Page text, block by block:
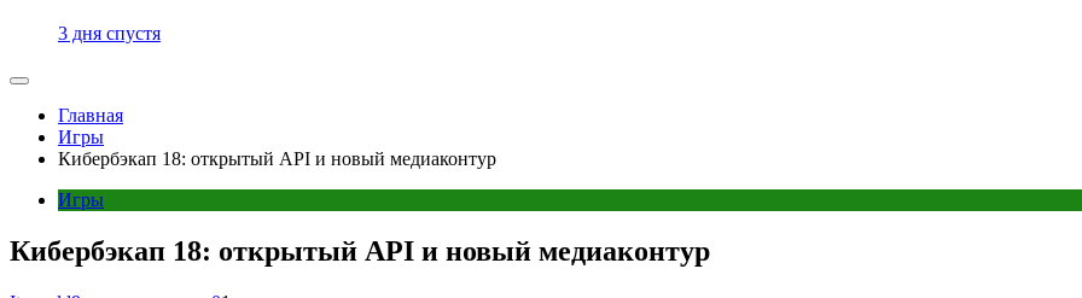
3 дня спустя
Главная
Игры
Кибербэкап 18: открытый API и новый медиаконтур
Игры
Кибербэкап 18: открытый API и новый медиаконтур